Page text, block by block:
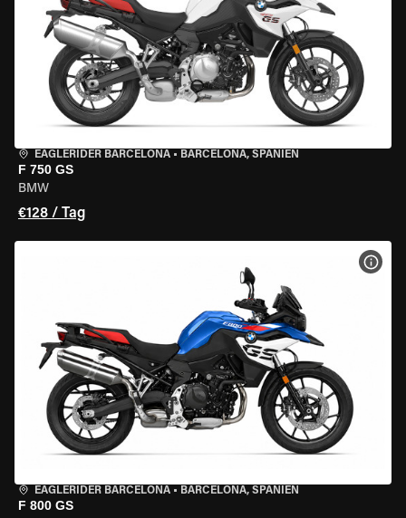
EAGLERIDER BARCELONA • BARCELONA, SPANIEN
F 750 GS
BMW
€128 / Tag
EAGLERIDER BARCELONA • BARCELONA, SPANIEN
F 800 GS